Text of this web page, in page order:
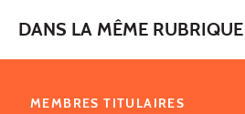
DANS LA MÊME RUBRIQUE
MEMBRES TITULAIRES